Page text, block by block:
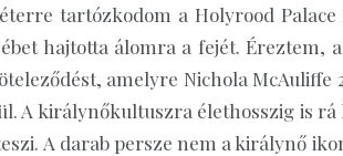
tartózkodom a Holyrood Palace
hajtotta álomra a fejét. Éreztem,
amelyre Nichola McAuliffe
A királynőkultuszra élethosszig is rá
A darab persze nem a királynő